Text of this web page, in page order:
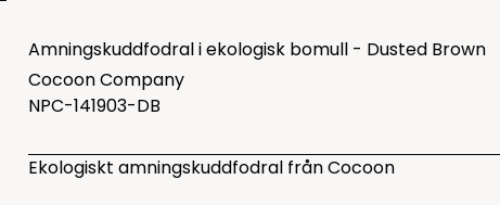
Amningskuddfodral i ekologisk bomull - Dusted Brown
Cocoon Company
NPC-141903-DB
Ekologiskt amningskuddfodral från Cocoon